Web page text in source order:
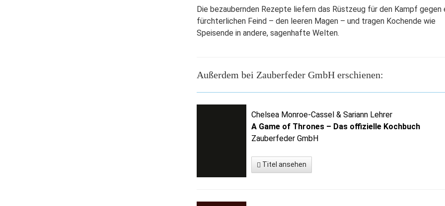
Die bezaubernden Rezepte liefern das Rüstzeug für den Kampf gegen
fürchterlichen Feind – den leeren Magen – und tragen Kochende wie
Speisende in andere, sagenhafte Welten.
Außerdem bei Zauberfeder GmbH erschienen:
Chelsea Monroe-Cassel & Sariann Lehrer
A Game of Thrones – Das offizielle Kochbuch
Zauberfeder GmbH
Titel ansehen